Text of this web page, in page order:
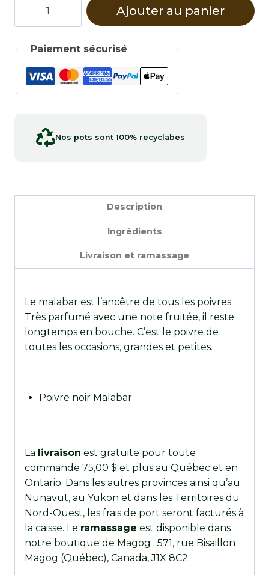
noir
Ajouter au panier
Paiement sécurisé
Nos pots sont 100% recyclabes
Description
Ingrédients
Livraison et ramassage
Le malabar est l’ancêtre de tous les poivres.
Très parfumé avec une note fruitée, il reste
longtemps en bouche. C’est le poivre de
toutes les occasions, grandes et petites.
Poivre noir Malabar
La livraison est gratuite pour toute
commande 75,00 $ et plus au Québec et en
Ontario. Dans les autres provinces ainsi qu’au
Nunavut, au Yukon et dans les Territoires du
Nord-Ouest, les frais de port seront facturés à
la caisse. Le ramassage est disponible dans
notre boutique de Magog : 571, rue Bisaillon
Magog (Québec), Canada, J1X 8C2.